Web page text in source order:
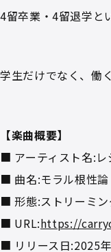
4留卒業・4留退学と
学生だけでなく、働
【楽曲概要】
■ アーティスト名:レ
■ 曲名:モラル根性
■ 形態:ストリーミ
■ URL:https://
■ リリース日:2025